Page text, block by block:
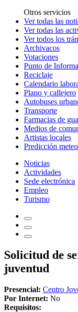
Otros servicios
Ver todas las
Ver todas las
Ver todos los
Archivacos
Votaciones
Punto de
Reciclaje
Calendario
Plano y callejero
Autobuses
Transporte
Farmacias de
Medios de
Artistas locales
Predicción
Noticias
Actividades
Sede electrónica
Empleo
Turismo
Solicitud de
juventud
Presencial: Centro
Por Internet: No
Requisitos: